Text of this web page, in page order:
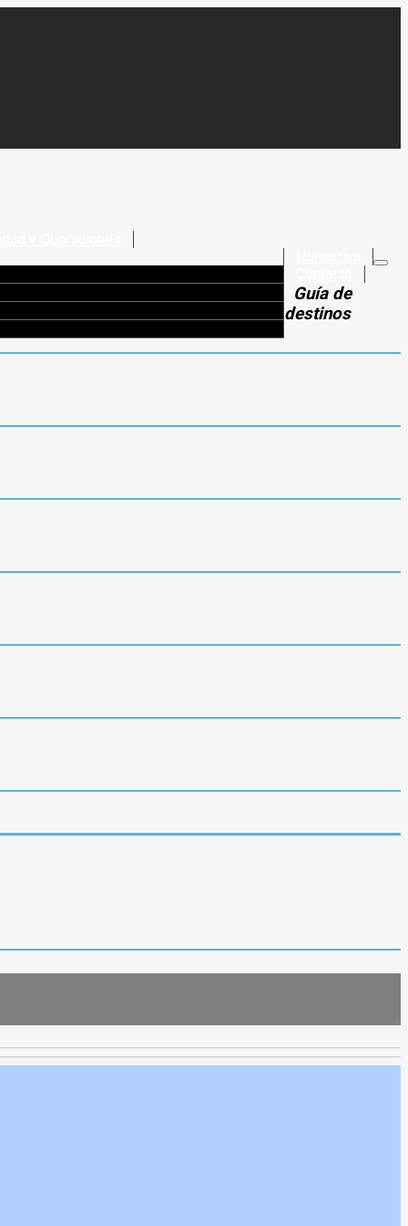
Guía de
destinos